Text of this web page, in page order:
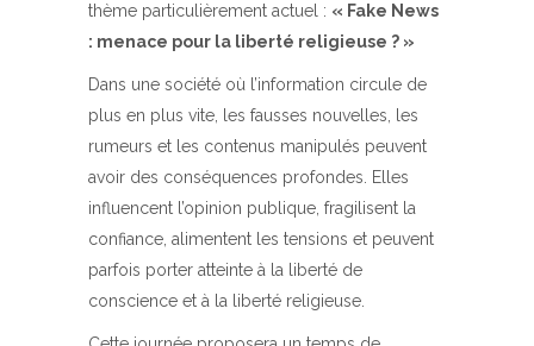
thème particulièrement actuel : « Fake News
: menace pour la liberté religieuse ? »
Dans une société où l’information circule de
plus en plus vite, les fausses nouvelles, les
rumeurs et les contenus manipulés peuvent
avoir des conséquences profondes. Elles
influencent l’opinion publique, fragilisent la
confiance, alimentent les tensions et peuvent
parfois porter atteinte à la liberté de
conscience et à la liberté religieuse.